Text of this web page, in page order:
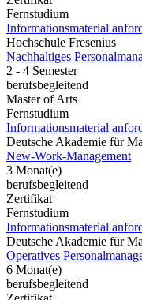
Fernstudium
Informationsmaterial
Hochschule Fresenius
Nachhaltiges
2 - 4 Semester
berufsbegleitend
Master of Arts
Fernstudium
Informationsmaterial
Deutsche Akademie für
New-Work-Management
3 Monat(e)
berufsbegleitend
Zertifikat
Fernstudium
Informationsmaterial
Deutsche Akademie für
Operatives
6 Monat(e)
berufsbegleitend